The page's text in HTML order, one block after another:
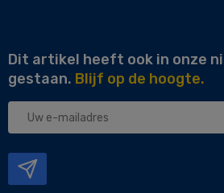
Dit artikel heeft ook in onze
gestaan. Blijf op de hoogte.
Uw